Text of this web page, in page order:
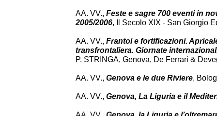
AA. VV., Feste e sagre 700 eventi in
2005/2006, Il Secolo XIX - San Giorgio
AA. VV., Frantoi e fortificazioni.
transfrontaliera. Giornate
P. STRINGA, Genova, De Ferrari &
AA. VV., Genova e le due Riviere,
AA. VV., Genova, La Liguria e il